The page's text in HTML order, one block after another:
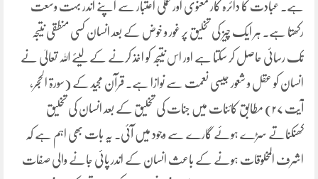
ہے۔ عبادت کا دائرہ کار معنوی اور عملی اعتبار سے اپنے اندر بہت وسعت
رکھتا ہے۔ ہر ایک چیز کی تخلیق پر غور و خوض کے بعد انسان کسی منطقی نتیجہ
تک رسائی حاصل کر سکتا ہے اور اس نتیجہ کو اخذ کرنے کے لیئے اللہ تعالیٰ نے
انسان کو عقل و شعور جیسی نعمت سے نوازا ہے۔ قرآن مجید کے (سورۃ الحجر،
آیت ۲۷) مطابق کائنات میں جنات کی تخلیق کے بعد انسان کی تخلیق
کھنکناتے سڑے ہوئے گارے سے وجود میں آئی۔ یہ بات بھی اہم ہے کہ
اشرف المخلوقات ہونے کے باعث انسان کے اندر پائی جانے والی صفات